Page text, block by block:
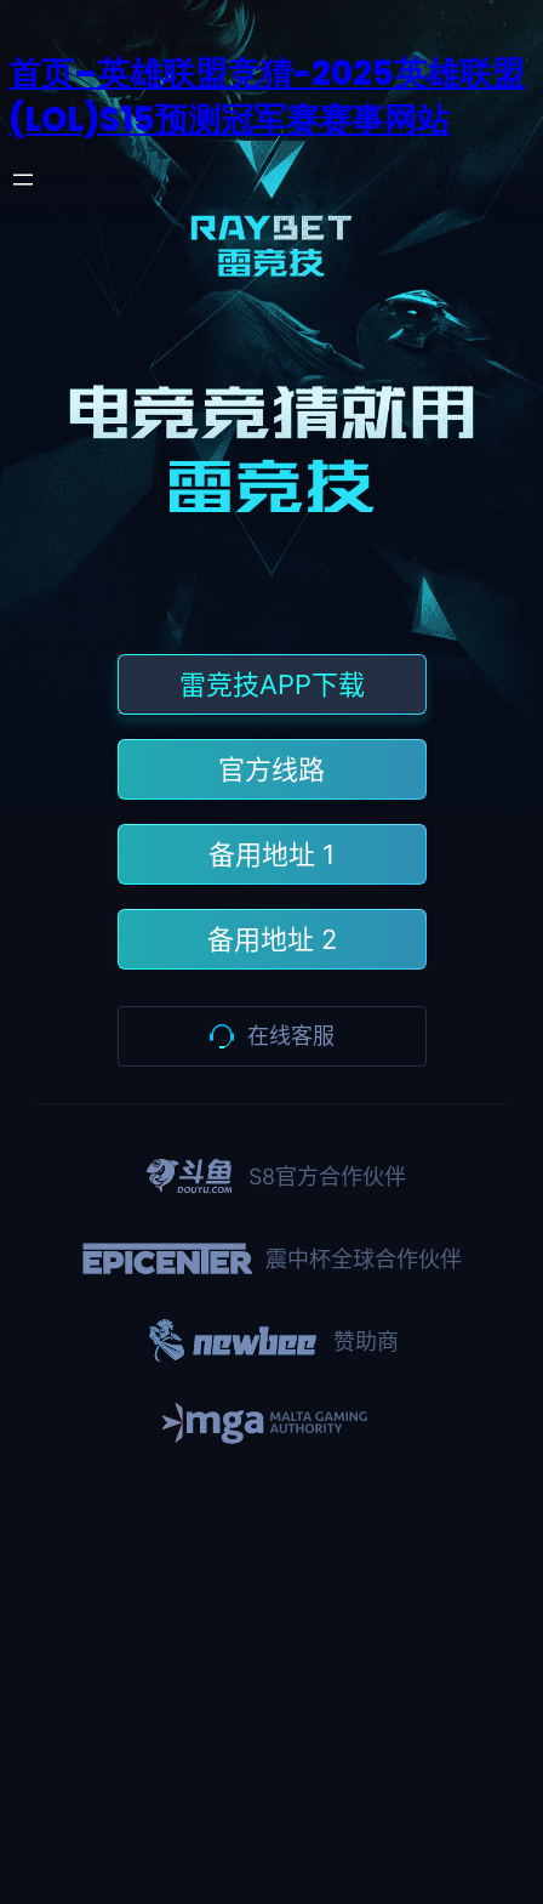
首页–英雄联盟竞猜-2025英雄联盟
(LOL)S15预测冠军赛赛事网站